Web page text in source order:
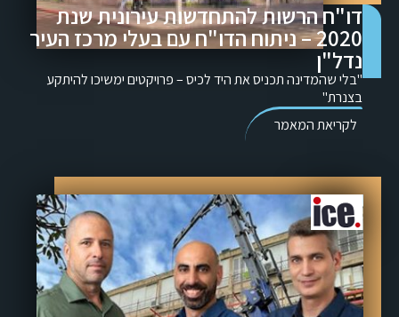
דו"ח הרשות להתחדשות עירונית שנת
2020 – ניתוח הדו"ח עם בעלי מרכז העיר
נדל"ן
"בלי שהמדינה תכניס את היד לכיס – פרויקטים ימשיכו להיתקע
בצנרת"
לקריאת המאמר